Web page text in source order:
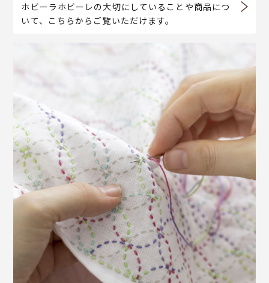
ホビーラホビーレの大切にしていることや商品につ
いて、こちらからご覧いただけます。